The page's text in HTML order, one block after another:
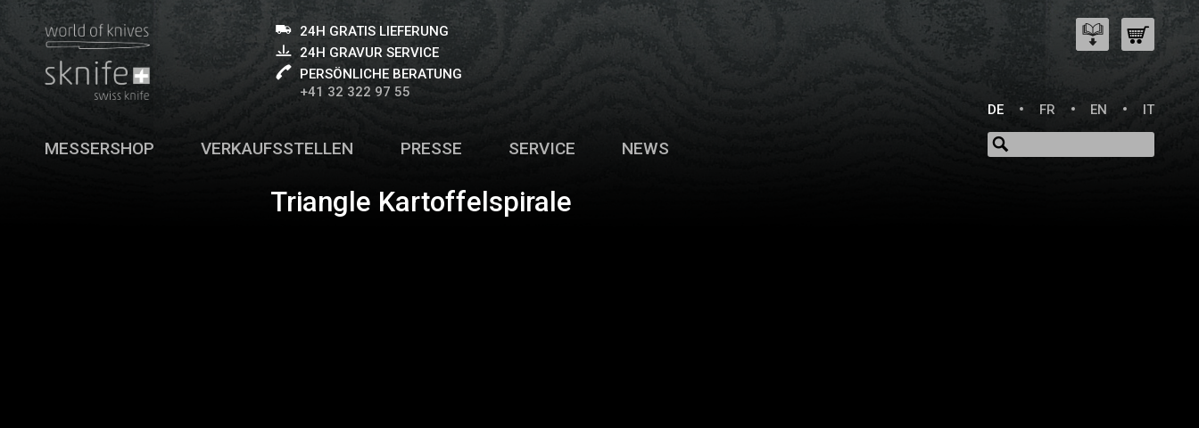
24H GRATIS LIEFERUNG
24H GRAVUR SERVICE
PERSÖNLICHE BERATUNG
+41 32 322 97 55
DE
FR EN IT
MESSERSHOP VERKAUFSSTELLEN PRESSE SERVICE NEWS
Triangle Kartoffelspirale